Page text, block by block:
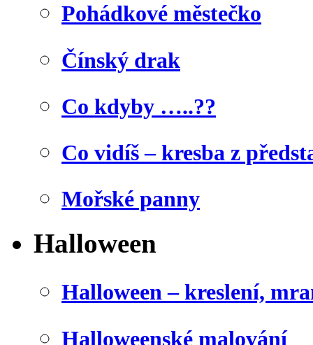
Pohádkové městečko
Čínský drak
Co kdyby …..??
Co vidíš – kresba z
Mořské panny
Halloween
Halloween – kreslení,
Halloweenské malování